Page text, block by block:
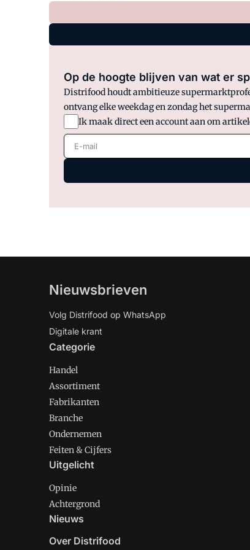
Op de hoogte blijven van wat er
Distrifood houdt ambitieuze
ontvang elke weekdag en zondag het
Ik maak direct een account aan om
E-mail
Nieuwsbrieven
Volg Distrifood op WhatsApp
Digitale krant
Categorie
Handel
Assortiment
Fabrikanten
Branche
Ondernemen
Feiten & Cijfers
Uitgelicht
Opinie
Achtergrond
Nieuws
Over Distrifood